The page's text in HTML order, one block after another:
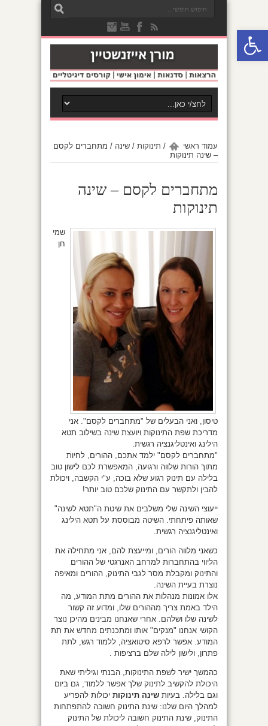
פתח סרגל נגישות
עמוד ראשי / תינוקות / שינה / מתחברים לקסם
– שינה תינוקות
מתחברים לקסם – שינה
תינוקות
שמי
חן
טיסון, ואני הבעלים של "מתחברים לקסם". אני
מדריכת שפת התינוקות ויועצת שינה בשילוב תטא
הילינג ואינטליגנציה רגשית.
"מתחברים לקסם" ילמד אתכם, ההורים, לחיות
מתוך הורות שלווה ורגועה, המאפשרת לכם לישון טוב
בלילה עם תינוק רגוע שלא בוכה, ע"י הקשבה, ויכולת
להבין ולתקשר עם התינוק שלכם טוב יותר!
ייעוצי השינה שלי משלבים את שיטת ה"תטא לשינה"
שאותה פיתחתי. השיטה מבוססת על תטא הילינג
ואינטליגנציה רגשית.
כשאני מלווה הורים, ומייעצת להם, אני מתחילה את
הליווי בהתחברות למרחב האנרגטי של ההורים
והתינוק ומקבלת מסר לגבי התינוק, ההורים ומאיפה
נוצרת בעיית השינה.
אלו אמונות מנהלות את ההורים מתת המודע, מה
הילד באמת צריך מההורים שלו, ומדוע זה קשור
לשינה שלו ושלהם. אחרי שאנחנו מבינים מהיכן נוצר
הקושי אנחנו "מנקים" אותו ומתכנתים מחדש את תת
המודע. אפשר לרפא סיטואציה, ללמוד רגש, לתת
פתרון, ולישון לילה שלם ברציפות .
כהמשך ישיר לשפת התינוקות, הבנתי וגיליתי שאת
היכולת להקשיב לתינוק שלך אפשר ללמוד, גם ביום
וגם בלילה. בעיות שינה תינוקות יכולות להפריע
למהלך היום שלנו: שינת התינוק חשובה להתפתחות
התינוק, שינת התינוק חשובה ליכולת של התינוק